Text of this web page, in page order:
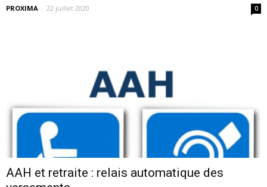
PROXIMA - 22 juillet 2020 0
AAH et retraite : relais automatique des